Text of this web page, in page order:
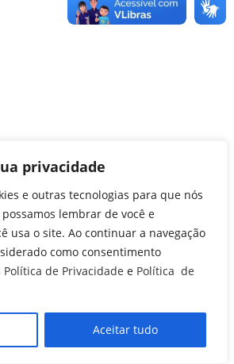
privacidade
e outras tecnologias para que nós
lembrar de você e
usa o site. Ao continuar a navegação
como consentimento
Política de Privacidade e Política de
Aceitar tudo